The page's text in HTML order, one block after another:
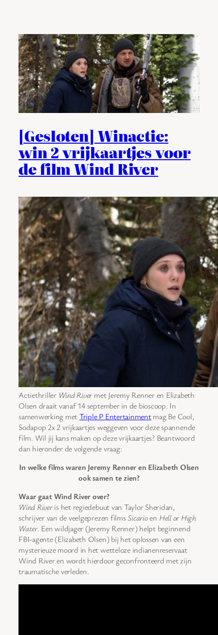
[Gesloten] Winactie:
win 2 vrijkaartjes voor
de film Wind River
Actiethriller Wind Rivermet Jeremy Renner en Elizabeth
Olsen draait vanaf 14 september in de bioscoop. In
samenwerking metTriple P Entertainmentmag Be Cool,
Sodapop 2x 2 vrijkaartjes weggeven voor deze spannende
film. Wil jij kans maken op deze vrijkaartjes? Beantwoord
dan hieronder de volgende vraag:
In welke films waren Jeremy Renner en Elizabeth Olsen
ook samen te zien?
Waar gaat Wind River over?
Wind Riveris het regiedebuut van Taylor Sheridan,
schrijver van de veelgeprezen filmsSicarioen Hell or High
Water. Een wildjager (Jeremy Renner) helpt beginnend
FBI-agente (Elizabeth Olsen) bij het oplossen van een
mysterieuze moord in het wetteloze indianenreservaat
Wind River en wordt hierdoor geconfronteerd met zijn
traumatische verleden.